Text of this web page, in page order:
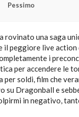
Pessimo
una saga
peggiore live action
i
per accendere le
soldi, film che
Dragonball e
in negativo,